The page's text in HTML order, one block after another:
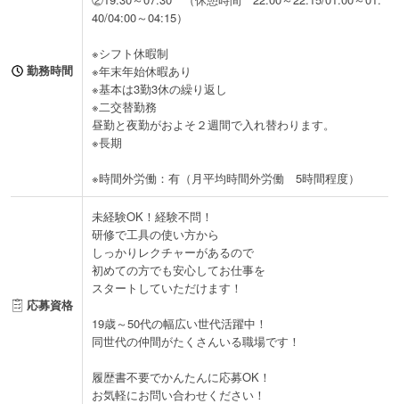
勤務時間
40/04:00～04:15）
※シフト休暇制
※年末年始休暇あり
※基本は3勤3休の繰り返し
※二交替勤務
昼勤と夜勤がおよそ２週間で入れ替わります。
※長期
※時間外労働：有（月平均時間外労働 5時間程度）
応募資格
未経験OK！経験不問！
研修で工具の使い方から
しっかりレクチャーがあるので
初めての方でも安心してお仕事を
スタートしていただけます！
19歳～50代の幅広い世代活躍中！
同世代の仲間がたくさんいる職場です！
履歴書不要でかんたんに応募OK！
お気軽にお問い合わせください！